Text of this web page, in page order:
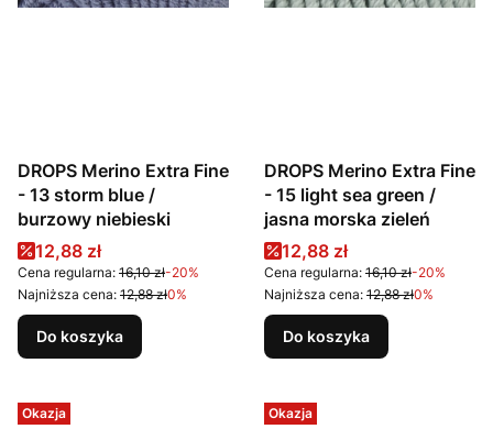
DROPS Merino Extra Fine
- 13 storm blue /
burzowy niebieski
Cena promocyjna
12,88 zł
Cena regularna: 16,10 zł-20%
Najniższa cena: 12,88 zł0%
Do koszyka
DROPS Merino Extra Fine
- 15 light sea green /
jasna morska zieleń
Cena promocyjna
12,88 zł
Cena regularna: 16,10 zł-20%
Najniższa cena: 12,88 zł0%
Do koszyka
Okazja Okazja